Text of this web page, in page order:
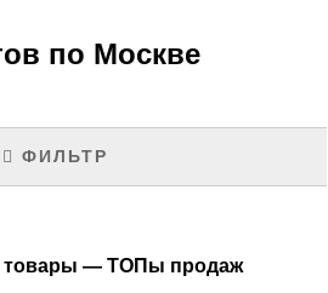
по Москве
ФИЛЬТР
товары — ТОПы продаж